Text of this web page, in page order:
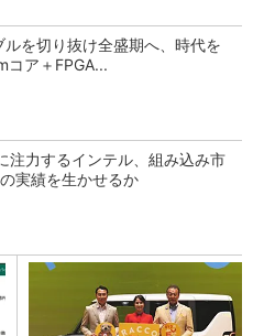
を切り抜け全盛期へ、時代を
コア＋FPGA...
注力するインテル、組み込み市
実績を生かせるか